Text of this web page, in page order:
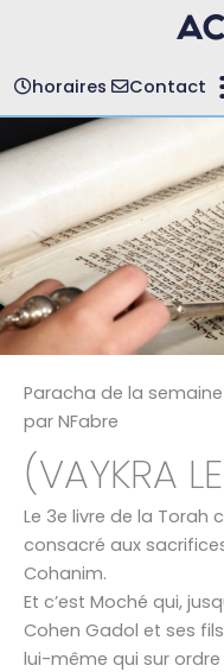
horaires Contact
Paracha de la
par NFabre
(VAYKRA
Le 3e livre de la Torah
consacré aux
Cohanim.
Et c’est Moché qui,
Cohen Gadol et ses
lui-même qui sur